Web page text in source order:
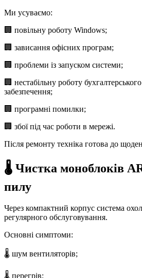
Ми усуваємо:
🏢 повільну роботу Windows;
🏢 зависання офісних програм;
🏢 проблеми із запуском системи;
🏢 нестабільну роботу
забезпечення;
🏢 програмні помилки;
🏢 збої під час роботи в мережі.
Після ремонту техніка готова до
🌡️ Чистка моноблоків
пилу
Через компактний корпус система
регулярного обслуговування.
Основні симптоми:
🌡️ шум вентиляторів;
🌡️ перегрів;